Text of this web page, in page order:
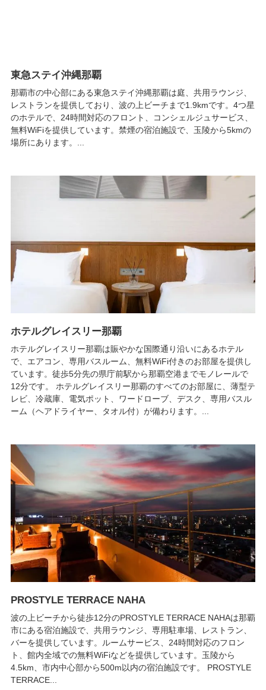
東急ステイ沖縄那覇
那覇市の中心部にある東急ステイ沖縄那覇は庭、共用ラウンジ、
レストランを提供しており、波の上ビーチまで1.9kmです。4つ星
のホテルで、24時間対応のフロント、コンシェルジュサービス、
無料WiFiを提供しています。禁煙の宿泊施設で、玉陵から5kmの
場所にあります。...
ホテルグレイスリー那覇
ホテルグレイスリー那覇は賑やかな国際通り沿いにあるホテル
で、エアコン、専用バスルーム、無料WiFi付きのお部屋を提供し
ています。徒歩5分先の県庁前駅から那覇空港までモノレールで
12分です。 ホテルグレイスリー那覇のすべてのお部屋に、薄型テ
レビ、冷蔵庫、電気ポット、ワードローブ、デスク、専用バスル
ーム（ヘアドライヤー、タオル付）が備わります。...
PROSTYLE TERRACE NAHA
波の上ビーチから徒歩12分のPROSTYLE TERRACE NAHAは那覇
市にある宿泊施設で、共用ラウンジ、専用駐車場、レストラン、
バーを提供しています。ルームサービス、24時間対応のフロン
ト、館内全域での無料WiFiなどを提供しています。玉陵から
4.5km、市内中心部から500m以内の宿泊施設です。 PROSTYLE
TERRACE...